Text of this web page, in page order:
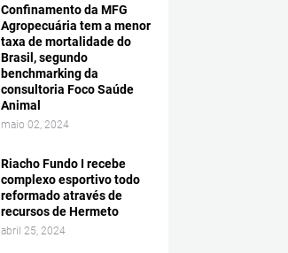
Confinamento da MFG
Agropecuária tem a menor
taxa de mortalidade do
Brasil, segundo
benchmarking da
consultoria Foco Saúde
Animal
maio 02, 2024
Riacho Fundo I recebe
complexo esportivo todo
reformado através de
recursos de Hermeto
abril 25, 2024